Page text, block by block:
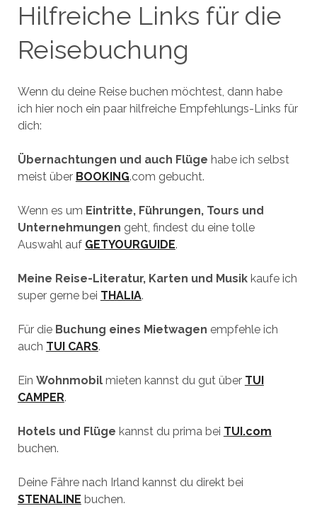
Hilfreiche Links für die
Reisebuchung
Wenn du deine Reise buchen möchtest, dann habe
ich hier noch ein paar hilfreiche Empfehlungs-Links für
dich:
Übernachtungen und auch Flüge habe ich selbst
meist über BOOKING.com gebucht.
Wenn es um Eintritte, Führungen, Tours und
Unternehmungen geht, findest du eine tolle
Auswahl auf GETYOURGUIDE.
Meine Reise-Literatur, Karten und Musikkaufe ich
super gerne bei THALIA.
Für die Buchung eines Mietwagen empfehle ich
auch TUI CARS.
Ein Wohnmobilmieten kannst du gut über TUI
CAMPER.
Hotels und Flüge kannst du prima bei TUI.com
buchen.
Deine Fähre nach Irland kannst du direkt bei
STENALINE buchen.